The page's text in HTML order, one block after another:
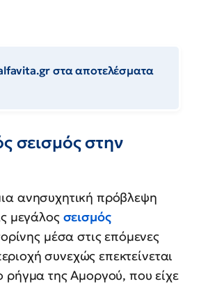
alfavita.gr στα αποτελέσματα
σεισμός στην
ανησυχητική πρόβλεψη
μεγάλος σεισμός
μέσα στις επόμενες
συνεχώς επεκτείνεται
ρήγμα της Αμοργού, που είχε